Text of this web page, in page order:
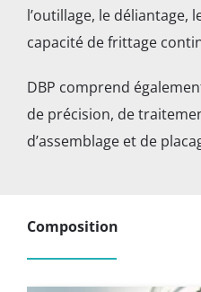
l’outillage, le déliantage,
capacité de frittage
DBP comprend
de précision, de
d’assemblage et de
Composition